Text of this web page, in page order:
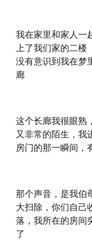
我在家里和家人一
上了我们家的二楼
没有意识到我在梦
廊
这个长廊我很眼熟
又非常的陌生，我
房门的那一瞬间，
那个声音，是我伯
大扫除，你们自己
落，我所在的房间
了